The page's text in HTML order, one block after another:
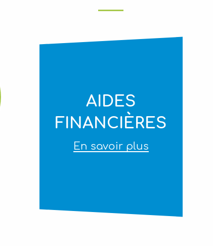
AIDES
FINANCIÈRES
En savoir plus